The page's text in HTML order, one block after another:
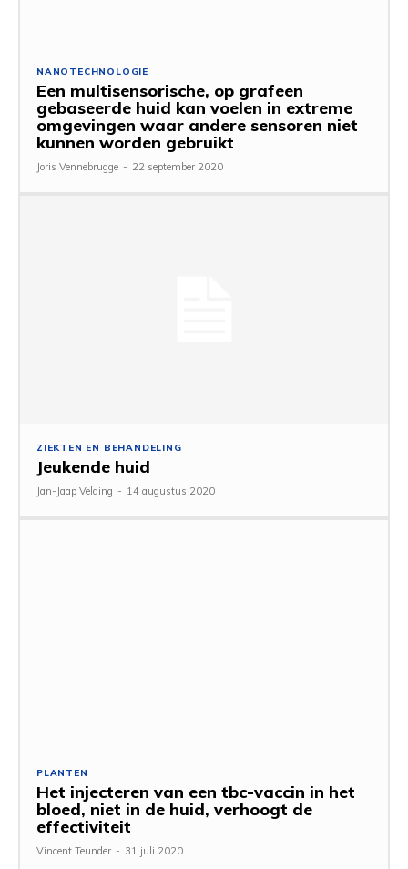
NANOTECHNOLOGIE
Een multisensorische, op grafeen
gebaseerde huid kan voelen in extreme
omgevingen waar andere sensoren niet
kunnen worden gebruikt
Joris Vennebrugge - 22 september 2020
ZIEKTEN EN BEHANDELING
Jeukende huid
Jan-Jaap Velding - 14 augustus 2020
PLANTEN
Het injecteren van een tbc-vaccin in het
bloed, niet in de huid, verhoogt de
effectiviteit
Vincent Teunder - 31 juli 2020